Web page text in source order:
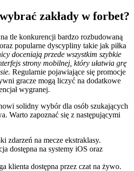
zakłady w forbet?
tle konkurencji bardzo rozbudowaną
popularne dyscypliny takie jak piłka
doceniają przede wszystkim szybkie
strony mobilnej, który ułatwia grę
Regularnie pojawiające się promocje
gracze mogą liczyć na dodatkowe
wygranej.
solidny wybór dla osób szukających
Warto zapoznać się z następującymi
zdarzeń na mecze ekstraklasy.
dostępna na systemy iOS oraz
klienta dostępna przez czat na żywo.